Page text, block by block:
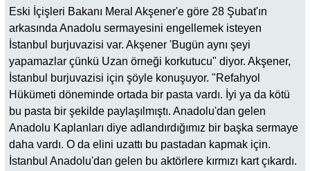
Eski İçişleri Bakanı Meral Akşener'e göre 28 Şubat'ın
arkasında Anadolu sermayesini engellemek isteyen
İstanbul burjuvazisi var. Akşener 'Bugün aynı şeyi
yapamazlar çünkü Uzan örneği korkutucu" diyor. Akşener,
İstanbul burjuvazisi için şöyle konuşuyor. "Refahyol
Hükümeti döneminde ortada bir pasta vardı. İyi ya da kötü
bu pasta bir şekilde paylaşılmıştı. Anadolu'dan gelen
Anadolu Kaplanları diye adlandırdığımız bir başka sermaye
daha vardı. O da elini uzattı bu pastadan kapmak için.
İstanbul Anadolu'dan gelen bu aktörlere kırmızı kart çıkardı.